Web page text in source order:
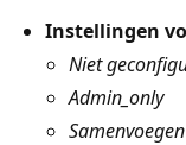
Instellingen
Niet
Admin_only
Samenvoegen